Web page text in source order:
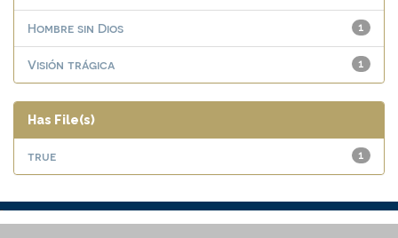
1
Hombre sin Dios
1
Visión trágica
Has File(s)
1
true